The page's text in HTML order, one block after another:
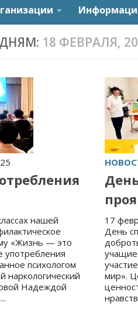
18 ФЕВРАЛЯ,
нашей
«Жизнь — это
психологом
наркологический
Надеждой
17
День
мир».